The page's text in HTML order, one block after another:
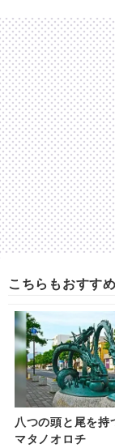
こちらもおすすめ
八つの頭と尾を持
マタノオロチ